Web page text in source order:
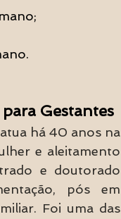
Gestantes
há 40 anos na
e aleitamento
e doutorado
pós em
Foi uma das